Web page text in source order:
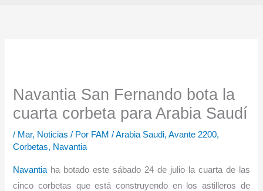
Navantia San Fernando bota la
cuarta corbeta para Arabia Saudí
/ Mar, Noticias / Por FAM/Arabia Saudi,Avante 2200,
Corbetas, Navantia
Navantia ha botado este sábado 24 de julio la cuarta de las
cinco corbetas que está construyendo en los astilleros de